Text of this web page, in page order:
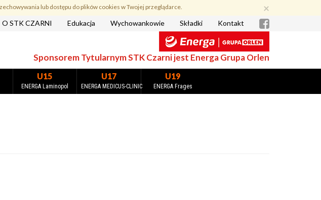
×
lub dostępu do plików cookies w Twojej przeglądarce.
O STK CZARNI Edukacja Wychowankowie Składki Kontakt
Sponsorem Tytularnym STK Czarni jest Energa Grupa Orlen
U15
ENERGA Laminopol
U17
ENERGA MEDICUS-CLINIC
U19
ENERGA Frages